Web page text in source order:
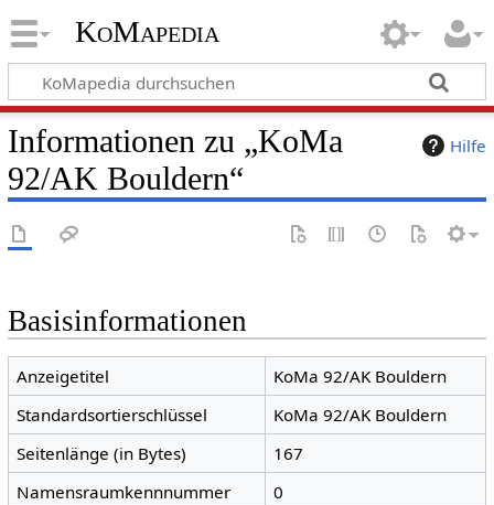
KoMapedia
Hilfe
Informationen zu „KoMa
92/AK Bouldern“
Basisinformationen
Anzeigetitel
KoMa 92/AK Bouldern
Standardsortierschlüssel
KoMa 92/AK Bouldern
Seitenlänge (in Bytes)
167
Namensraumkennnummer
0